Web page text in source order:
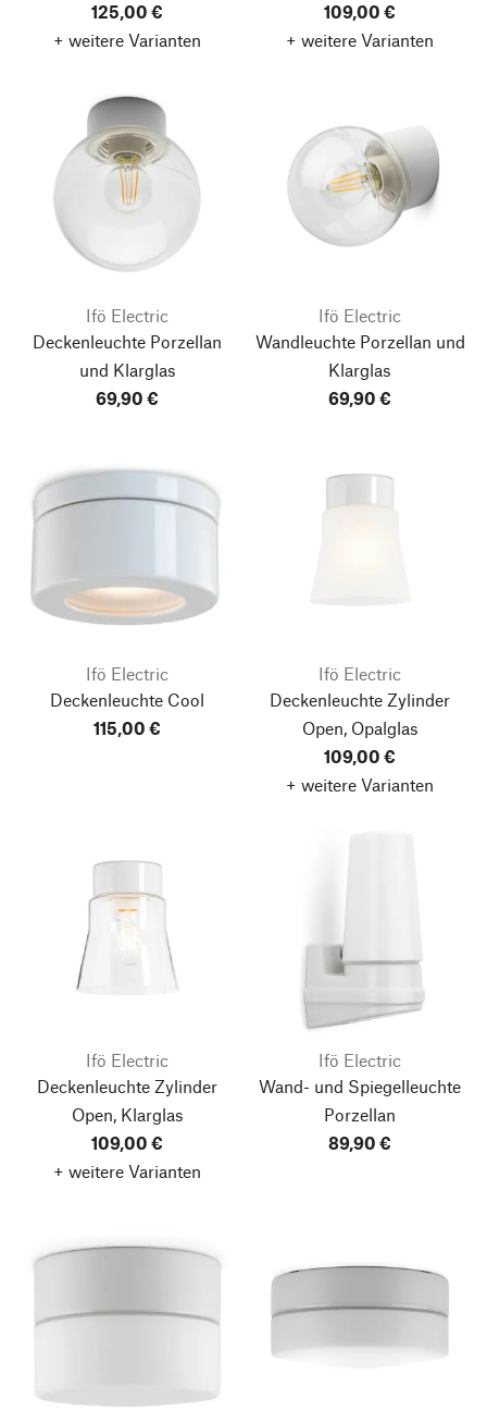
125,00 €
+ weitere Varianten
109,00 €
+ weitere Varianten
Ifö Electric
Deckenleuchte Porzellan
und Klarglas
69,90 €
Ifö Electric
Wandleuchte Porzellan und
Klarglas
69,90 €
Ifö Electric
Deckenleuchte Cool
115,00 €
Ifö Electric
Deckenleuchte Zylinder
Open, Opalglas
109,00 €
+ weitere Varianten
Ifö Electric
Deckenleuchte Zylinder
Open, Klarglas
109,00 €
+ weitere Varianten
Ifö Electric
Wand- und Spiegelleuchte
Porzellan
89,90 €